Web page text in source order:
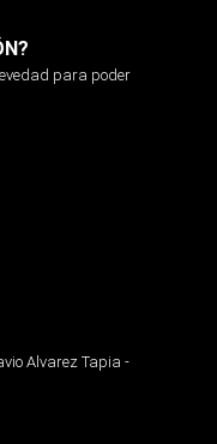
para poder
Alvarez Tapia -